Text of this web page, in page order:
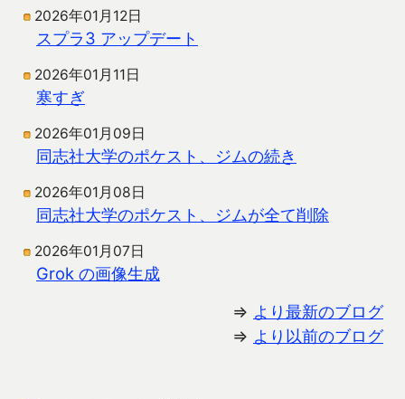
2026年01月12日
スプラ3 アップデート
2026年01月11日
寒すぎ
2026年01月09日
同志社大学のポケスト、ジムの続き
2026年01月08日
同志社大学のポケスト、ジムが全て削除
2026年01月07日
Grok の画像生成
⇒ より最新のブログ
⇒ より以前のブログ